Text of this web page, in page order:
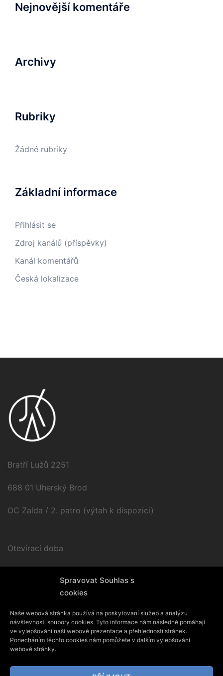
Spravovat Souhlas s
cookies
Naše webová stránka používá na poskytovaní služeb a analýzu
návštevnosti soubory cookies. Tyto informace nám následně pomáhají
ve vylepšování naší webové prezentace a přehlednosti stránek.
Ponecháním těchto cookies nám pomůžete v dalším vylepšování
webové stránky.
Nejnovější komentáře
Archivy
Rubriky
Žádné rubriky
Základní informace
Přihlásit se
Zdroj kanálů (příspěvky)
Kanál komentářů
Česká lokalizace
Bratří Lužů 2251
688 01 Uherský Brod
OC Zalda / 2. patro (výtah k dispozici)
Otevírací doba